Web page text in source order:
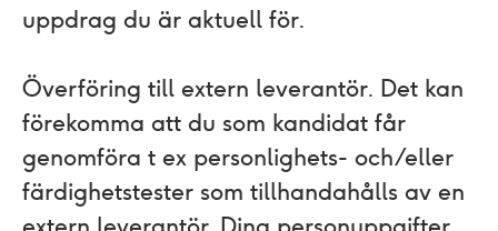
uppdrag du är aktuell för.
Överföring till extern leverantör. Det kan
förekomma att du som kandidat får
genomföra t ex personlighets- och/eller
färdighetstester som tillhandahålls av en